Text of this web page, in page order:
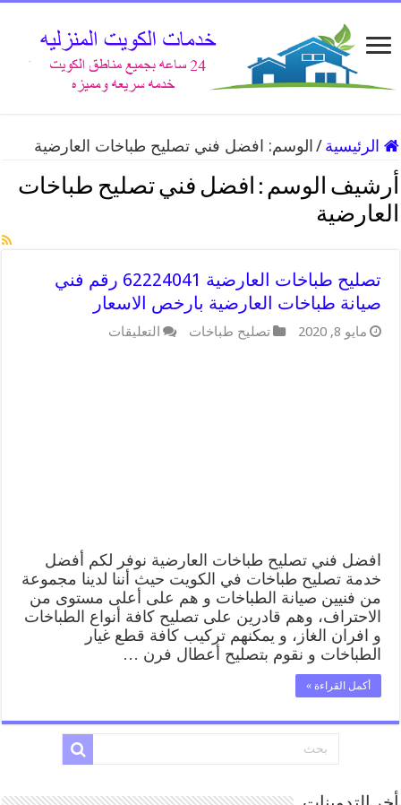
الرئيسية / الوسم: افضل فني تصليح طباخات العارضية
أرشيف الوسم : افضل فني تصليح طباخات
العارضية
تصليح طباخات العارضية 62224041 رقم فني
صيانة طباخات العارضية بارخص الاسعار
مايو 8, 2020 تصليح طباخات التعليقات
افضل فني تصليح طباخات العارضية نوفر لكم أفضل
خدمة تصليح طباخات في الكويت حيث أننا لدينا مجموعة
من فنيين صيانة الطباخات و هم على أعلى مستوى من
الاحتراف، وهم قادرين على تصليح كافة أنواع الطباخات
و افران الغاز، و يمكنهم تركيب كافة قطع غيار
الطباخات و نقوم بتصليح أعطال فرن …
أكمل القراءة »